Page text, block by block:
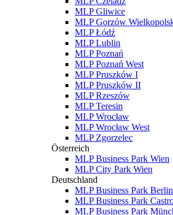
MLP Gliwice
MLP Gorzów
MLP Łódź
MLP Lublin
MLP Poznań
MLP Poznań West
MLP Pruszków I
MLP Pruszków II
MLP Rzeszów
MLP Teresin
MLP Wrocław
MLP Wrocław West
MLP Zgorzelec
Österreich
MLP Business Park Wien
MLP City Park Wien
Deutschland
MLP Business Park Berlin
MLP Business Park
MLP Business Park